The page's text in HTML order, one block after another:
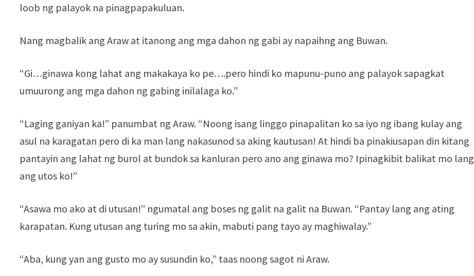
loob ng palayok na pinagpapakuluan.
Nang magbalik ang Araw at itanong ang mga dahon ng gabi ay napaihng ang Buwan.
“Gi…ginawa kong lahat ang makakaya ko pe….pero hindi ko mapunu-puno ang palayok sapagkat
umuurong ang mga dahon ng gabing inilalaga ko.”
“Laging ganiyan ka!” panumbat ng Araw. “Noong isang linggo pinapalitan ko sa iyo ng ibang kulay ang
asul na karagatan pero di ka man lang nakasunod sa aking kautusan! At hindi ba pinakiusapan din kitang
pantayin ang lahat ng burol at bundok sa kanluran pero ano ang ginawa mo? Ipinagkibit balikat mo lang
ang utos ko!”
“Asawa mo ako at di utusan!” ngumatal ang boses ng galit na galit na Buwan. “Pantay lang ang ating
karapatan. Kung utusan ang turing mo sa akin, mabuti pang tayo ay maghiwalay.”
“Aba, kung yan ang gusto mo ay susundin ko,” taas noong sagot ni Araw.